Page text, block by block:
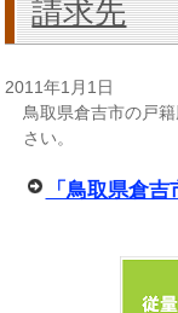
請求先
2011年1月1日
鳥取県倉吉市の戸
さい。
「鳥取県倉